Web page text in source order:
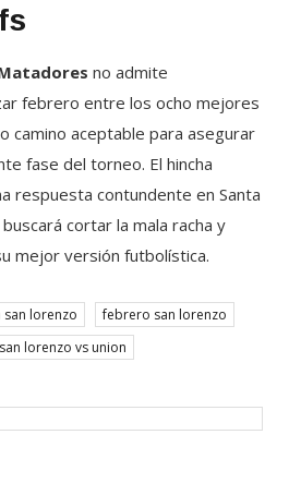
no admite
febrero entre los ocho mejores
camino aceptable para asegurar
fase del torneo. El hincha
respuesta contundente en Santa
cortar la mala racha y
mejor versión futbolística.
san lorenzo
febrero san lorenzo
san lorenzo vs union